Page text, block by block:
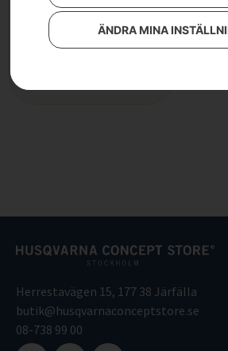
ÄNDRA MINA
HUSQVARNA PW 360
Herrestavägen 15, 177 38 Järfälla
butik@husqvarnaconceptstore.se
08-738 99 00